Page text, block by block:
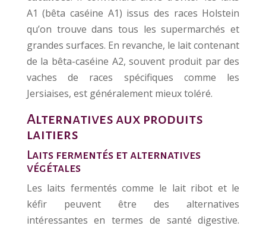
A1 (bêta caséine A1) issus des races Holstein
qu’on trouve dans tous les supermarchés et
grandes surfaces. En revanche, le lait contenant
de la bêta-caséine A2, souvent produit par des
vaches de races spécifiques comme les
Jersiaises, est généralement mieux toléré.
Alternatives aux produits
laitiers
Laits fermentés et alternatives
végétales
Les laits fermentés comme le lait ribot et le
kéfir peuvent être des alternatives
intéressantes en termes de santé digestive.